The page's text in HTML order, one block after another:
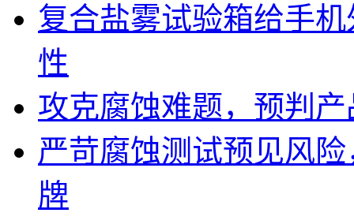
复合盐雾试验箱给手
性
攻克腐蚀难题，预判
严苛腐蚀测试预见风
牌